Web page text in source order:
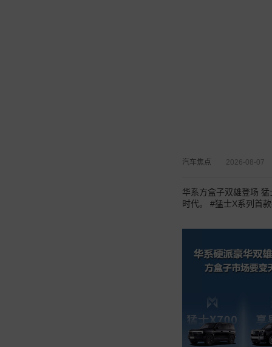
汽车焦点 2026-08-07
华系方盒子双雄登场
时代。 #猛士X系列首